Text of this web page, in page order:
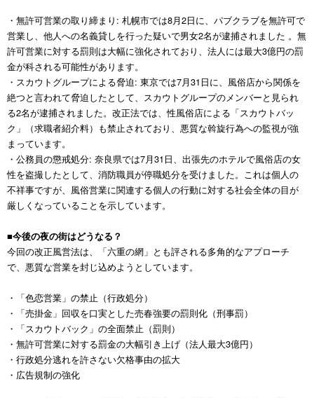
・無許可営業の取り締まり: 札幌市では8月2日に、パブクラブを無許可で
営業し、他人への名義貸しを行った疑いで男女2名が逮捕されました 。無
許可営業に対する罰則は大幅に強化されており、法人には最大3億円の罰
金が科される可能性があります。
・スカウトグループによる脅迫: 東京では7月31日に、風俗店から関係を
絶つと言われて脅迫したとして、スカウトグループのメンバーと見られ
る2名が逮捕されました。改正法では、性風俗店による「スカウトバッ
ク」（求職者紹介料）も禁止されており、悪質な斡旋行為への監視が強
まっています。
・公務員の懲戒処分: 奈良県では7月31日、出張先のホテルで風俗店の女
性を盗撮したとして、消防職員が停職処分を受けました。これは個人の
不祥事ですが、風俗営業に関連する個人の行動に対する社会全体の目が
厳しくなっていることを示しています。
■今後の夜の街はどうなる？
今回の改正風営法は、「六重の網」とも評される多角的なアプローチ
で、悪質な営業を封じ込めようとしています。
・「色恋営業」の禁止（行政処分）
・「売掛金」回収を口実とした売春強要の罰則化（刑事罰）
・「スカウトバック」の全面禁止（罰則）
・無許可営業に対する罰金の大幅引き上げ（法人最大3億円）
・行政処分逃れを許さない欠格事由の拡大
・広告規制の強化